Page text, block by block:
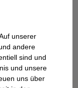
unserer
andere
sind und
und unsere
uns über